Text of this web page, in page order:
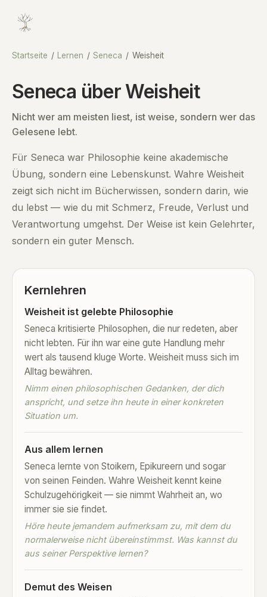
Startseite / Lernen / Seneca / Weisheit
Seneca über Weisheit
Nicht wer am meisten liest, ist weise, sondern wer das
Gelesene lebt.
Für Seneca war Philosophie keine akademische
Übung, sondern eine Lebenskunst. Wahre Weisheit
zeigt sich nicht im Bücherwissen, sondern darin, wie
du lebst — wie du mit Schmerz, Freude, Verlust und
Verantwortung umgehst. Der Weise ist kein Gelehrter,
sondern ein guter Mensch.
Kernlehren
Weisheit ist gelebte Philosophie
Seneca kritisierte Philosophen, die nur redeten, aber
nicht lebten. Für ihn war eine gute Handlung mehr
wert als tausend kluge Worte. Weisheit muss sich im
Alltag bewähren.
Nimm einen philosophischen Gedanken, der dich
anspricht, und setze ihn heute in einer konkreten
Situation um.
Aus allem lernen
Seneca lernte von Stoikern, Epikureern und sogar
von seinen Feinden. Wahre Weisheit kennt keine
Schulzugehörigkeit — sie nimmt Wahrheit an, wo
immer sie sie findet.
Höre heute jemandem aufmerksam zu, mit dem du
normalerweise nicht übereinstimmst. Was kannst du
aus seiner Perspektive lernen?
Demut des Weisen